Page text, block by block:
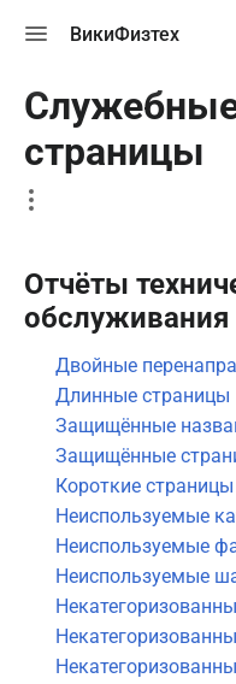
меню
ВикиФизтех
страницы
More
actions
Отчёты
обслуживания
Двойные
Длинные страницы
Защищённые
Защищённые
Короткие страницы
Неиспользуемые
Неиспользуемые
Неиспользуемые